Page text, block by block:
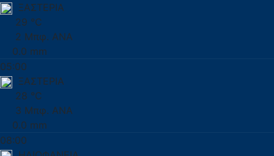
ΞΑΣΤΕΡΙΑ
29 °C
2 Μπφ. ΑΝΑ
0.0 mm
05:00
ΞΑΣΤΕΡΙΑ
28 °C
3 Μπφ. ΑΝΑ
0.0 mm
08:00